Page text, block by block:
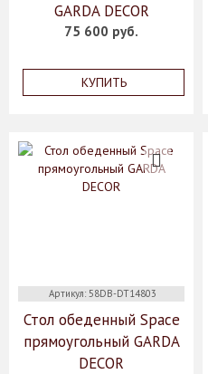
GARDA DECOR
75 600 руб.
КУПИТЬ
Артикул: 58DB-DT14803
Стол обеденный Space
прямоугольный GARDA
DECOR